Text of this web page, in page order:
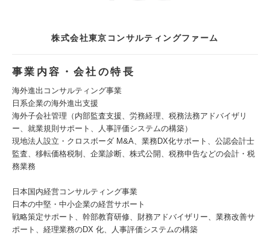
株式会社東京コンサルティングファーム
事業内容・会社の特長
海外進出コンサルティング事業
日系企業の海外進出支援
海外子会社管理（内部監査支援、労務経理、税務法務アドバイザリ
ー、就業規則サポート、人事評価システムの構築）
現地法人設立・クロスボーダ M&A、業務DX化サポート、公認会計士
監査、移転価格税制、企業診断、株式公開、税務申告などの会計・税
務業務
日本国内経営コンサルティング事業
日本の中堅・中小企業の経営サポート
戦略策定サポート、幹部教育研修、財務アドバイザリー、業務改善サ
ポート、経理業務のDX 化、人事評価システムの構築